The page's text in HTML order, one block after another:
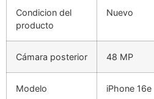
Condicion del
producto
Nuevo
Cámara posterior 48 MP
Modelo iPhone 16e